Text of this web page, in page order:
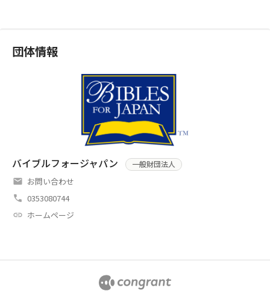
団体情報
バイブルフォージャパン 一般財団法人
お問い合わせ
0353080744
ホームページ